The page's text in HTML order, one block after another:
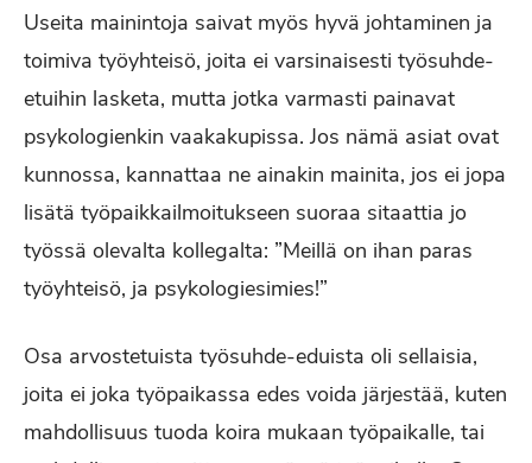
Useita mainintoja saivat myös hyvä johtaminen ja
toimiva työyhteisö, joita ei varsinaisesti työsuhde-
etuihin lasketa, mutta jotka varmasti painavat
psykologienkin vaakakupissa. Jos nämä asiat ovat
kunnossa, kannattaa ne ainakin mainita, jos ei jopa
lisätä työpaikkailmoitukseen suoraa sitaattia jo
työssä olevalta kollegalta: ”Meillä on ihan paras
työyhteisö, ja psykologiesimies!”
Osa arvostetuista työsuhde-eduista oli sellaisia,
joita ei joka työpaikassa edes voida järjestää, kuten
mahdollisuus tuoda koira mukaan työpaikalle, tai